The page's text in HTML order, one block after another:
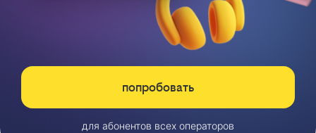
попробовать
для абонентов всех операторов